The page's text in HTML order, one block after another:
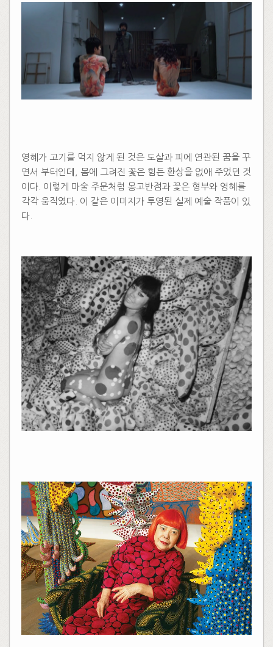
영혜가 고기를 먹지 않게 된 것은 도살과 피에 연관된 꿈을 꾸
면서 부터인데, 몸에 그려진 꽃은 힘든 환상을 없애 주었던 것
이다. 이렇게 마술 주문처럼 몽고반점과 꽃은 형부와 영혜를
각각 움직였다. 이 같은 이미지가 투영된 실제 예술 작품이 있
다.